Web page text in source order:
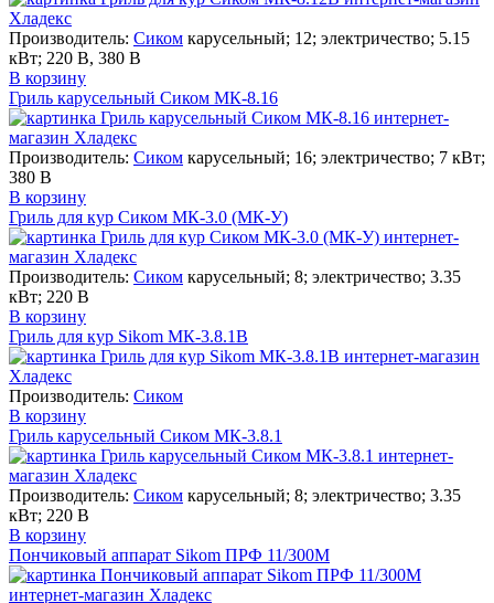
Производитель: Сиком карусельный; 12; электричество; 5.15
кВт; 220 В, 380 В
В корзину
Гриль карусельный Сиком МК-8.16
Производитель: Сиком карусельный; 16; электричество; 7 кВт;
380 В
В корзину
Гриль для кур Сиком МК-3.0 (МК-У)
Производитель: Сиком карусельный; 8; электричество; 3.35
кВт; 220 В
В корзину
Гриль для кур Sikom МК-3.8.1В
Производитель: Сиком
В корзину
Гриль карусельный Сиком МК-3.8.1
Производитель: Сиком карусельный; 8; электричество; 3.35
кВт; 220 В
В корзину
Пончиковый аппарат Sikom ПРФ 11/300М